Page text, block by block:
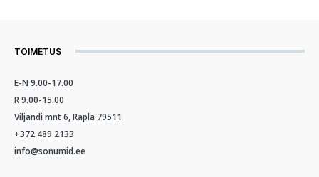
TOIMETUS
E-N 9.00-17.00
R 9.00-15.00
Viljandi mnt 6, Rapla 79511
+372 489 2133
info@sonumid.ee